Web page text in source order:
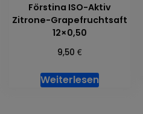
Förstina ISO-Aktiv
Zitrone-Grapefruchtsaft
12×0,50
9,50 €
Weiterlesen